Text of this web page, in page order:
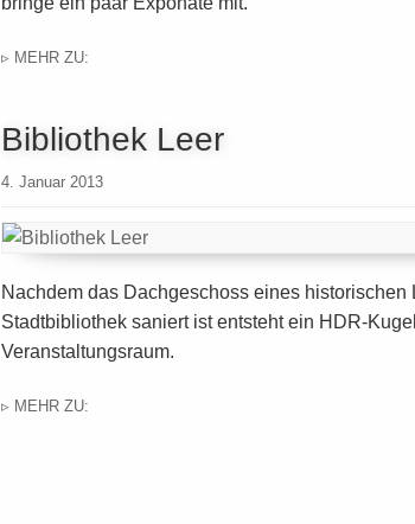
▹ MEHR ZU:
Bibliothek Leer
4. Januar 2013
Nachdem das Dachgeschoss eines
Stadtbibliothek saniert ist entsteht ein HDR-
Veranstaltungsraum.
▹ MEHR ZU: